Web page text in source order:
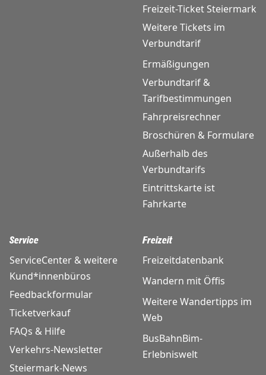
Freizeit-Ticket Steiermark
Weitere Tickets im
Verbundtarif
Ermäßigungen
Verbundtarif &
Tarifbestimmungen
Fahrpreisrechner
Broschüren & Formulare
Außerhalb des
Verbundtarifs
Eintrittskarte ist
Fahrkarte
Service
ServiceCenter & weitere
Kund*innenbüros
Feedbackformular
Ticketverkauf
FAQs & Hilfe
Verkehrs-Newsletter
Steiermark-News
Freizeit
Freizeitdatenbank
Wandern mit Öffis
Weitere Wandertipps im
Web
BusBahnBim-
Erlebniswelt